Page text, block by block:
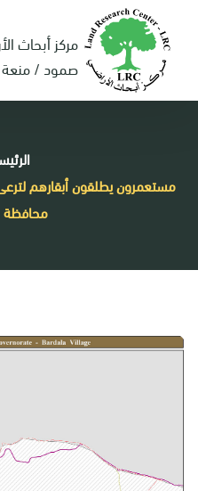
مركز أبحاث
صمود / منعة
مستعمرون يطلقون أبقارهم